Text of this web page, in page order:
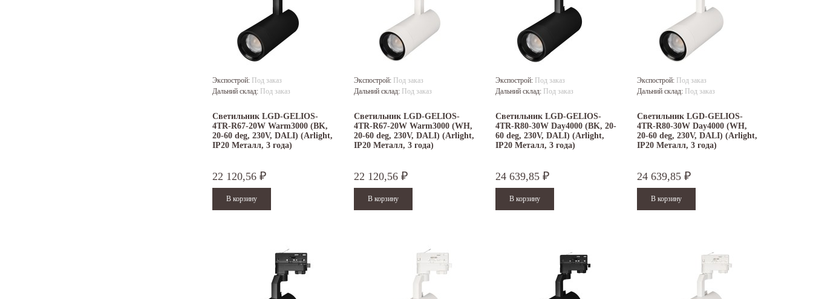
Экспострой: Под заказ
Дальний склад: Под заказ
Светильник LGD-GELIOS-
4TR-R67-20W Warm3000 (BK,
20-60 deg, 230V, DALI) (Arlight,
IP20 Металл, 3 года)
22 120,56 ₽
Экспострой: Под заказ
Дальний склад: Под заказ
Светильник LGD-GELIOS-
4TR-R67-20W Warm3000 (WH,
20-60 deg, 230V, DALI) (Arlight,
IP20 Металл, 3 года)
22 120,56 ₽
Экспострой: Под заказ
Дальний склад: Под заказ
Светильник LGD-GELIOS-
4TR-R80-30W Day4000 (BK, 20-
60 deg, 230V, DALI) (Arlight,
IP20 Металл, 3 года)
24 639,85 ₽
Экспострой: Под заказ
Дальний склад: Под заказ
Светильник LGD-GELIOS-
4TR-R80-30W Day4000 (WH,
20-60 deg, 230V, DALI) (Arlight,
IP20 Металл, 3 года)
24 639,85 ₽